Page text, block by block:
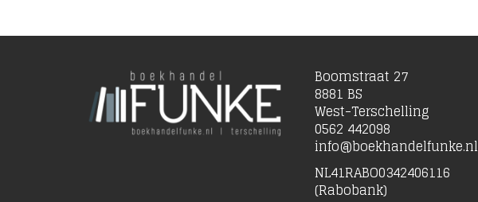
Boomstraat 27
8881 BS
West-Terschelling
0562 442098
info@boekhandelfunke.nl
NL41RABO0342406116
(Rabobank)